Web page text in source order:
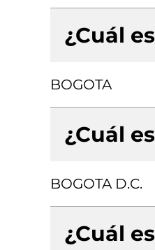
¿Cuál
BOGOTA
¿Cuál
BOGOTA D.C.
¿Cuál